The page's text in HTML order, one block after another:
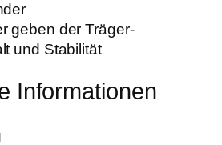
geben der Träger-
und Stabilität
Informationen